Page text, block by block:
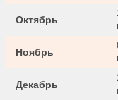
Октябрь
Ноябрь
Декабрь